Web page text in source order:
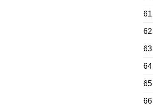
61
62
63
64
65
66